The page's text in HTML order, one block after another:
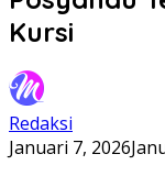
Kursi
Redaksi
Januari 7, 2026